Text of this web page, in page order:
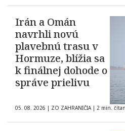
Irán a Omán
navrhli novú
plavebnú trasu v
Hormuze, blížia sa
k finálnej dohode o
správe prielivu
05. 08. 2026 | ZO ZAHRANIČIA | 2 min.